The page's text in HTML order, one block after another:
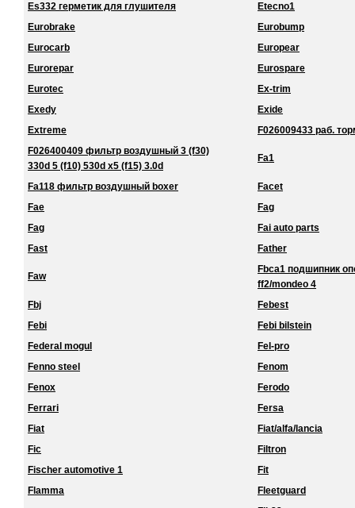
Es332 герметик для глушителя
Etecno1
Eurobrake
Eurobump
Eurocarb
Europear
Eurorepar
Eurospare
Eurotec
Ex-trim
Exedy
Exide
Extreme
F026009433 раб.
F026400409 фильтр воздушный 3 (f30)
330d 5 (f10) 530d x5 (f15) 3.0d
Fa1
Fa118 фильтр воздушный boxer
Facet
Fae
Fag
Fag
Fai auto parts
Fast
Father
Faw
Fbca1 подшипник
ff2/mondeo 4
Fbj
Febest
Febi
Febi bilstein
Federal mogul
Fel-pro
Fenno steel
Fenom
Fenox
Ferodo
Ferrari
Fersa
Fiat
Fiat/alfa/lancia
Fic
Filtron
Fischer automotive 1
Fit
Flamma
Fleetguard